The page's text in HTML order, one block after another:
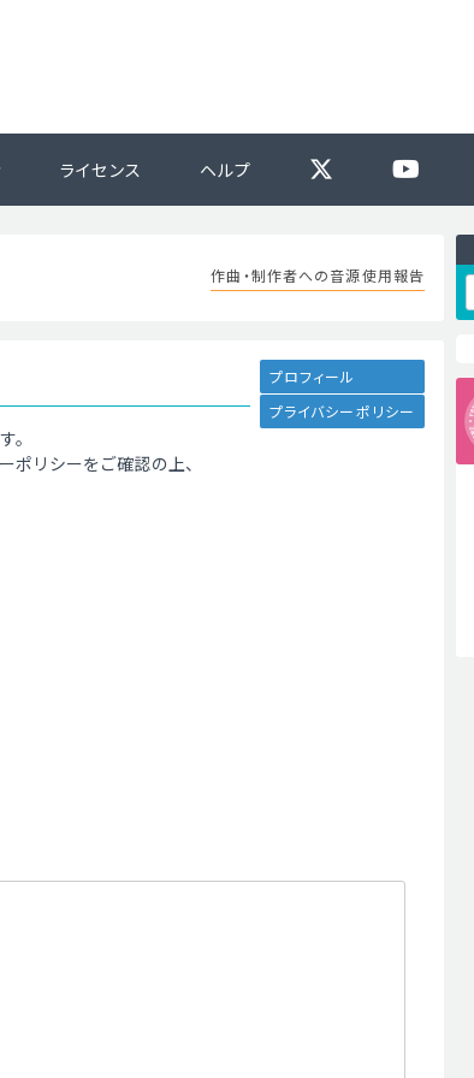
ライセンス ヘルプ
作曲・制作者への音源使用報告
プロフィール
プライバシーポリシー
。
リシーをご確認の上、